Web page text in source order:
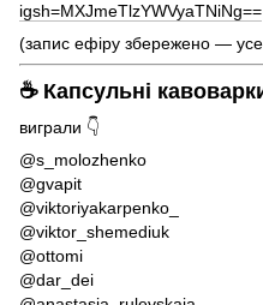
igsh=MXJmeTlzYWVyaTNiNg==
(запис ефіру збережено — усе
☕ Капсульні
виграли 👇
@s_molozhenko
@gvapit
@viktoriyakarpenko_
@viktor_shemediuk
@ottomi
@dar_dei